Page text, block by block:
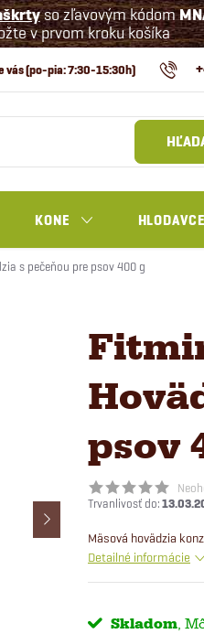
so zľavovým kódom
v prvom kroku košíka
KONE HLODAVCE
s pečeňou pre psov 400 g
psov
Mäsová hovädzia
Detailné informácie
Skladom